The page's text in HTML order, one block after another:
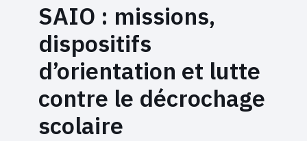
Éducation & Emploi
SAIO : missions,
dispositifs
d’orientation et lutte
contre le décrochage
scolaire